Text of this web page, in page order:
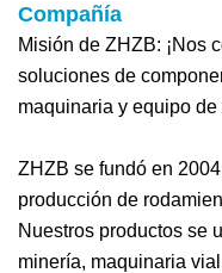
Compañía
Misión de ZHZB: ¡Nos
soluciones de
maquinaria y equipo de
ZHZB se fundó en
producción de
Nuestros productos se
minería, maquinaria